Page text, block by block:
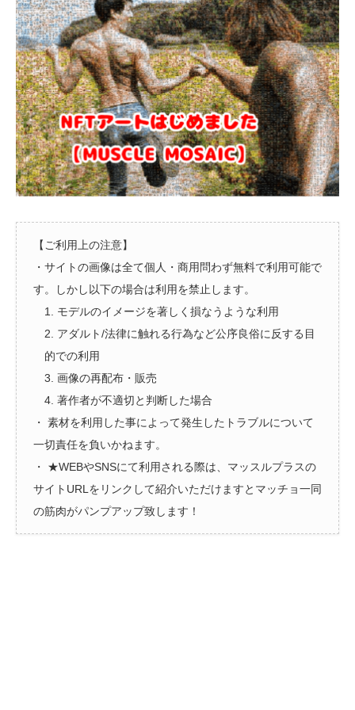
【ご利用上の注意】
・サイトの画像は全て個人・商用問わず無料で利用可能で
す。しかし以下の場合は利用を禁止します。
1. モデルのイメージを著しく損なうような利用
2. アダルト/法律に触れる行為など公序良俗に反する目
的での利用
3. 画像の再配布・販売
4. 著作者が不適切と判断した場合
・ 素材を利用した事によって発生したトラブルについて
一切責任を負いかねます。
・ ★WEBやSNSにて利用される際は、マッスルプラスの
サイトURLをリンクして紹介いただけますとマッチョ一同
の筋肉がパンプアップ致します！